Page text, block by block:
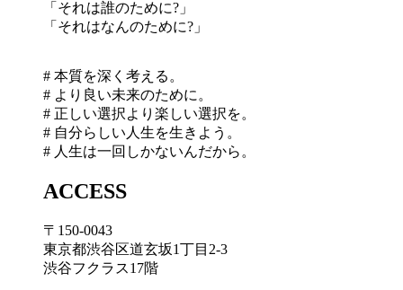
「 それは誰のために?」
「 それはなんのために?」
# 本質を深く考える。
# より良い未来のために。
# 正しい選択より楽しい選択を。
# 自分らしい人生を生きよう。
# 人生は一回しかないんだから。
ACCESS
〒150-0043
東京都渋谷区道玄坂1丁目2-3
渋谷フクラス17階